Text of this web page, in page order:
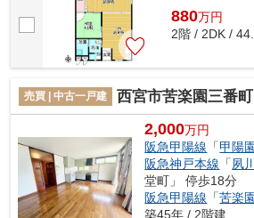
880万円
2階 / 2DK /
売買 | 中古一戸建 西宮市苦楽園三番
2,000万円
阪急甲陽線 「甲陽園
阪急神戸本線 「夙川
堂町」 停歩18分
阪急甲陽線 「苦楽
築45年 / 2階建